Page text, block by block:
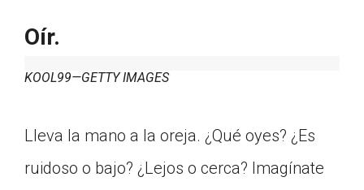
Oír.
KOOL99—GETTY IMAGES
Lleva la mano a la oreja. ¿Qué oyes? ¿Es
ruidoso o bajo? ¿Lejos o cerca? Imagínate